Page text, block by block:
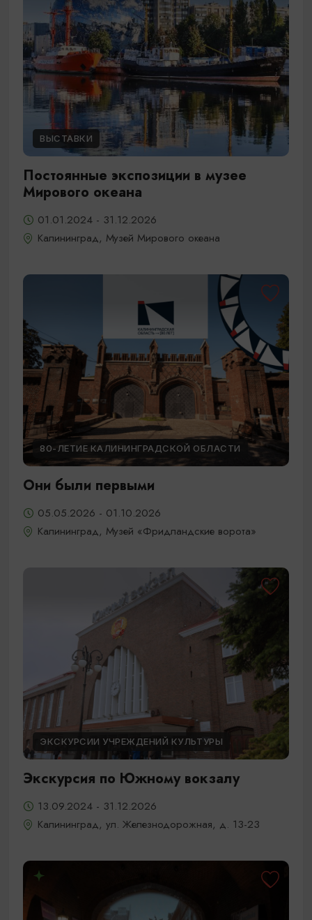
ВЫСТАВКИ
Постоянные экспозиции в музее
Мирового океана
01.01.2024 - 31.12.2026
Калининград, Музей Мирового океана
80-ЛЕТИЕ КАЛИНИНГРАДСКОЙ ОБЛАСТИ
Они были первыми
05.05.2026 - 01.10.2026
Калининград, Музей «Фридландские ворота»
ЭКСКУРСИИ УЧРЕЖДЕНИЙ КУЛЬТУРЫ
Экскурсия по Южному вокзалу
13.09.2024 - 31.12.2026
Калининград, ул. Железнодорожная, д. 13-23